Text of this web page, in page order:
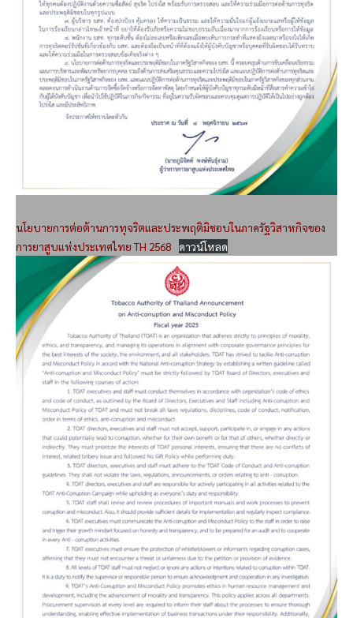
นโยบายการต่อต้านการทุจริตและประพฤติมิชอบในภาครัฐวิสาหกิจของ
การยาสูบแห่งประเทศไทย TH 2568
ดาวน์โหลด